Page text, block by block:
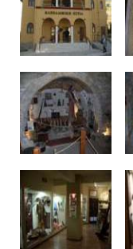
Δείτε μας:
Δείτε μας: